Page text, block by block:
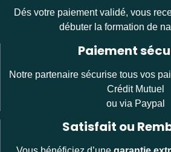
Dés votre paiement validé, vous
débuter la formation de
Paiement
Notre partenaire sécurise tous vos
Crédit Mutuel
ou via Paypal
Satisfait ou